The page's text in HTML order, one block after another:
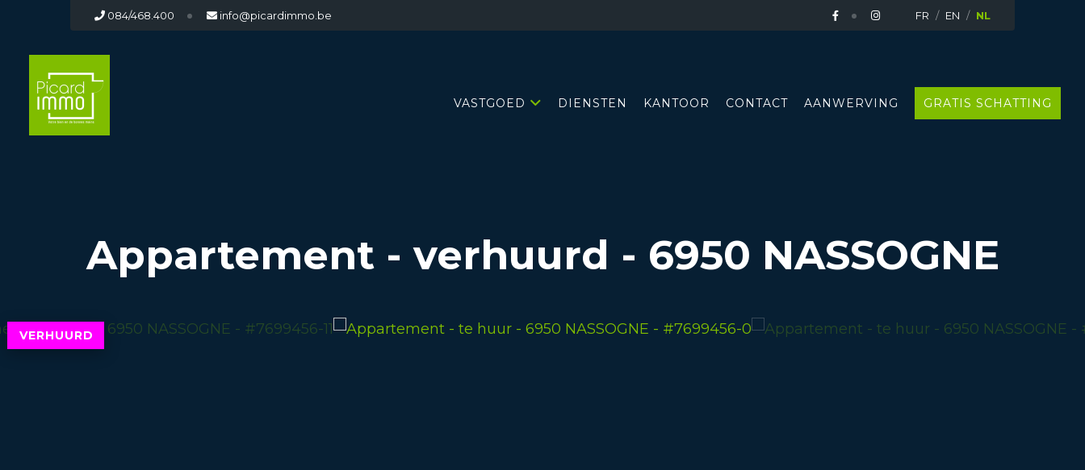
084/468.400 info@picardimmo.be FR EN NL
VASTGOED DIENSTEN KANTOOR CONTACT AANWERVING GRATIS SCHATTING
Appartement - verhuurd - 6950 NASSOGNE
VERHUURD